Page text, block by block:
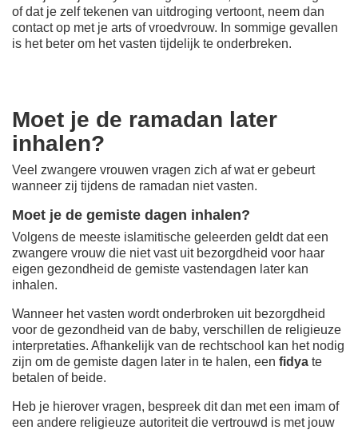
of dat je zelf tekenen van uitdroging vertoont, neem dan
contact op met je arts of vroedvrouw. In sommige gevallen
is het beter om het vasten tijdelijk te onderbreken.
Moet je de ramadan later
inhalen?
Veel zwangere vrouwen vragen zich af wat er gebeurt
wanneer zij tijdens de ramadan niet vasten.
Moet je de gemiste dagen inhalen?
Volgens de meeste islamitische geleerden geldt dat een
zwangere vrouw die niet vast uit bezorgdheid voor haar
eigen gezondheid de gemiste vastendagen later kan
inhalen.
Wanneer het vasten wordt onderbroken uit bezorgdheid
voor de gezondheid van de baby, verschillen de religieuze
interpretaties. Afhankelijk van de rechtschool kan het nodig
zijn om de gemiste dagen later in te halen, een fidya te
betalen of beide.
Heb je hierover vragen, bespreek dit dan met een imam of
een andere religieuze autoriteit die vertrouwd is met jouw